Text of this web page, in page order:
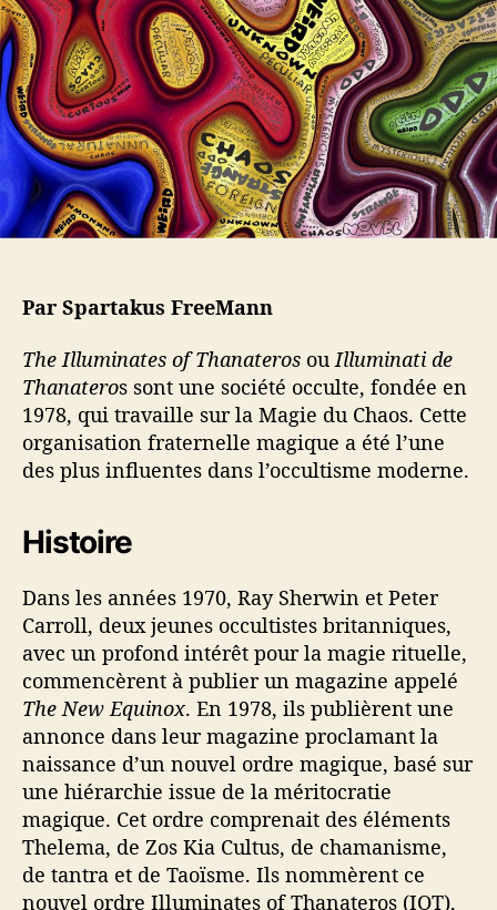
l
’
a
r
t
i
c
l
e
a
r
t
i
c
l
e
Par Spartakus FreeMann
The Illuminates of Thanateros ouIlluminati de
Thanateros sont une société occulte, fondée en
1978, qui travaille sur la Magie du Chaos. Cette
organisation fraternelle magique a été l’une
des plus influentes dans l’occultisme moderne.
Histoire
Dans les années 1970, Ray Sherwin et Peter
Carroll, deux jeunes occultistes britanniques,
avec un profond intérêt pour la magie rituelle,
commencèrent à publier un magazine appelé
The New Equinox. En 1978, ils publièrent une
annonce dans leur magazine proclamant la
naissance d’un nouvel ordre magique, basé sur
une hiérarchie issue de la méritocratie
magique. Cet ordre comprenait des éléments
Thelema, de Zos Kia Cultus, de chamanisme,
de tantra et de Taoïsme. Ils nommèrent ce
nouvel ordre Illuminates of Thanateros (IOT),